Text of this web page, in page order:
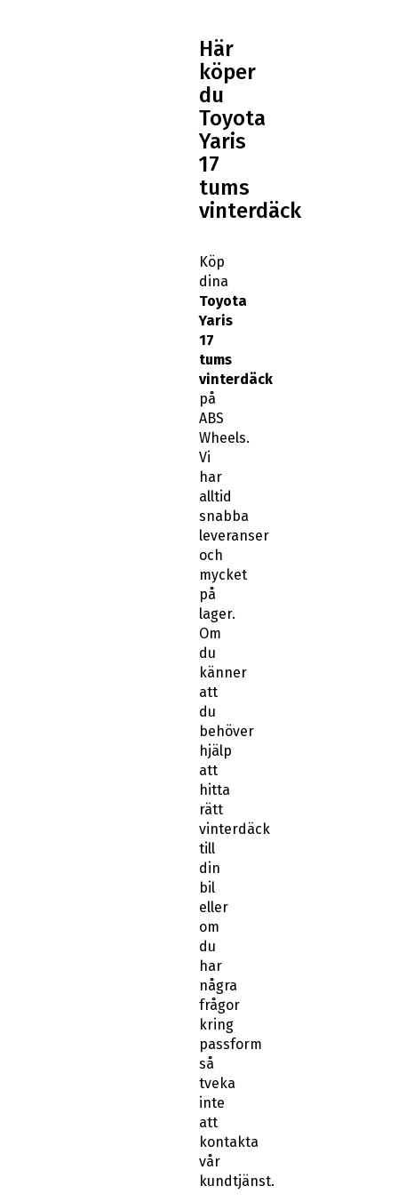
Här
köper
du
Toyota
Yaris
17
tums
vinterdäck
Köp
dina
Toyota
Yaris
17
tums
vinterdäck
på
ABS
Wheels.
Vi
har
alltid
snabba
leveranser
och
mycket
på
lager.
Om
du
känner
att
du
behöver
hjälp
att
hitta
rätt
vinterdäck
till
din
bil
eller
om
du
har
några
frågor
kring
passform
så
tveka
inte
att
kontakta
vår
kundtjänst.